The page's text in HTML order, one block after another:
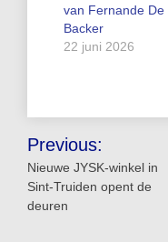
van Fernande De
Backer
22 juni 2026
Bericht
navigatie
Previous:
Nieuwe JYSK-winkel in
Sint-Truiden opent de
deuren